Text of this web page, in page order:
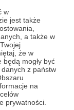
w
jest także
a także w
że w
mogły być
z państw
na
prywatności.